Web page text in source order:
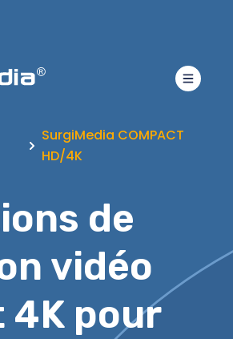
SurgiMedia COMPACT
HD/4K
de
vidéo
4K pour